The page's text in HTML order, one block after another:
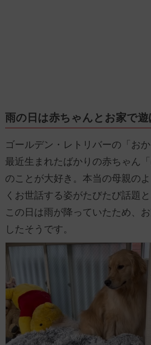
雨の日は赤ちゃんとお家で遊
ゴールデン・レトリバーの「おか
最近生まれたばかりの赤ちゃん
のことが大好き。本当の母親の
くお世話する姿がたびたび話題と
この日は雨が降っていたため、
したそうです。